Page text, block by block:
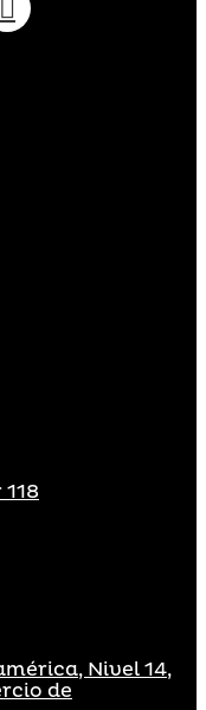
Nivel 14,
de